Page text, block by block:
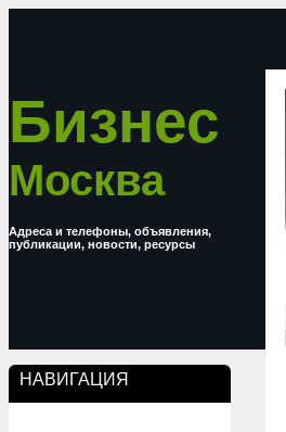
Бизнес
Москва
Адреса и телефоны, объявления,
публикации, новости, ресурсы
НАВИГАЦИЯ